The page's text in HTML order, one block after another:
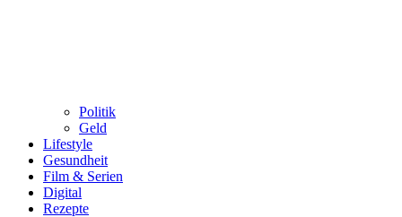
Politik
Geld
Lifestyle
Gesundheit
Film & Serien
Digital
Rezepte